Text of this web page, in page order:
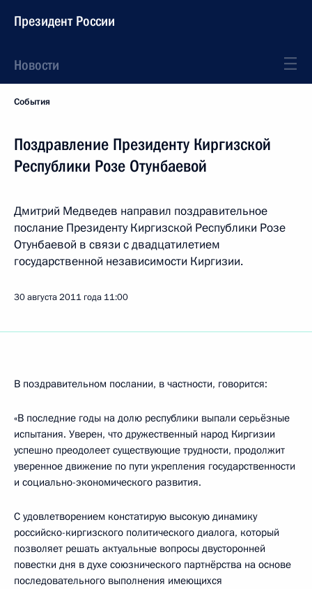
Президент России
Новости
События
Поздравление Президенту Киргизской
Республики Розе Отунбаевой
Дмитрий Медведев направил поздравительное
послание Президенту Киргизской Республики Розе
Отунбаевой в связи с двадцатилетием
государственной независимости Киргизии.
30 августа 2011 года 11:00
В поздравительном послании, в частности, говорится:
«В последние годы на долю республики выпали серьёзные
испытания. Уверен, что дружественный народ Киргизии
успешно преодолеет существующие трудности, продолжит
уверенное движение по пути укрепления государственности
и социально-экономического развития.
С удовлетворением констатирую высокую динамику
российско-киргизского политического диалога, который
позволяет решать актуальные вопросы двусторонней
повестки дня в духе союзнического партнёрства на основе
последовательного выполнения имеющихся